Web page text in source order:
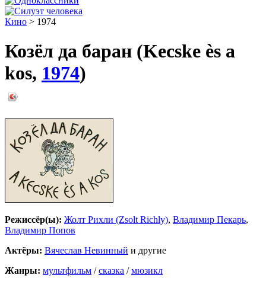
Кино > 1974
Козёл да баран (Kecske ès a
kos, 1974)
Режиссёр(ы): Жолт Рихли (Zsolt Richly), Владимир Пекарь,
Владимир Попов
Актёры: Вячеслав Невинный и другие
Жанры: мультфильм /сказка /мюзикл